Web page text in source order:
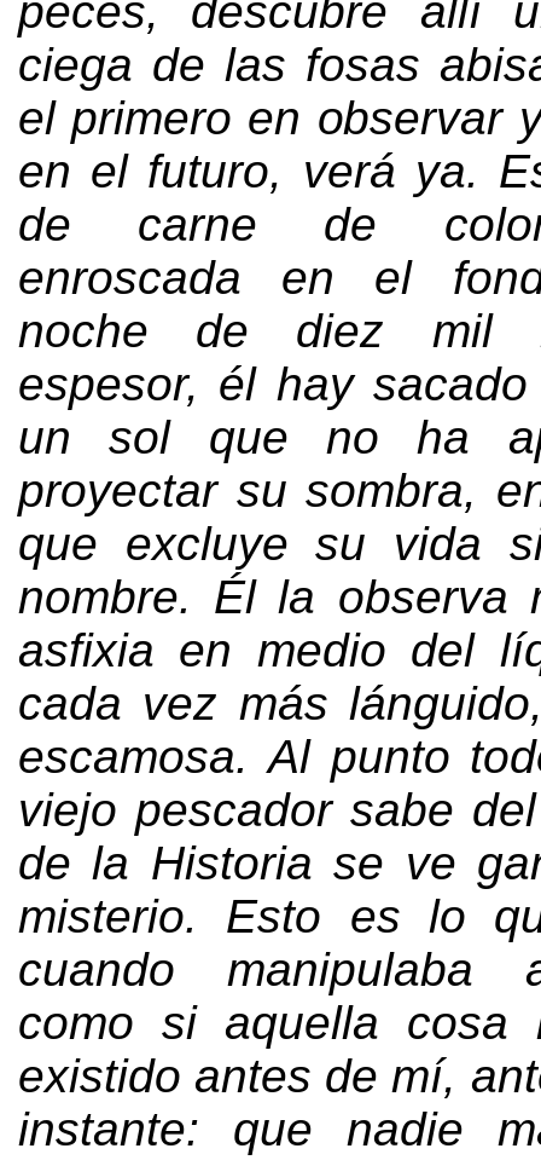
peces, descubre allí
ciega de las fosas
el primero en observar
en el futuro, verá ya.
de carne de
enroscada en el
noche de diez mil
espesor, él hay
un sol que no ha
proyectar su sombra,
que excluye su vida
nombre. Él la observa
asfixia en medio del
cada vez más lánguido
escamosa.Al punto
viejo pescador sabe
de la Historia se ve
misterio. Esto es lo
cuando manipulaba
como si aquella cosa
existido antes de mí,
instante: que nadie